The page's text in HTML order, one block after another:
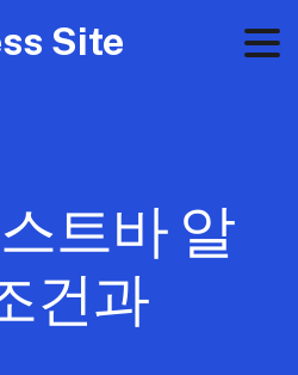
Site
트바 알
건과